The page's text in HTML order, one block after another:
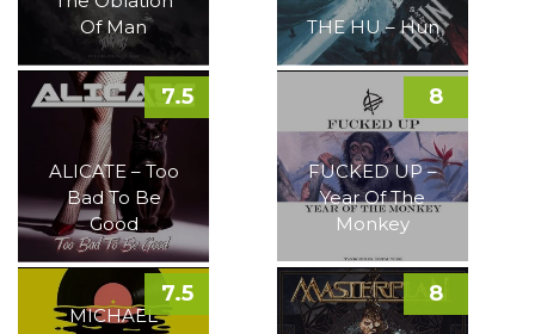
Of Man
THE HU – Hun
ALICATE – Too
Bad To Be
Good
7.5
FUCKED UP –
Year Of The
Monkey
8
MICHAEL
7.5 8